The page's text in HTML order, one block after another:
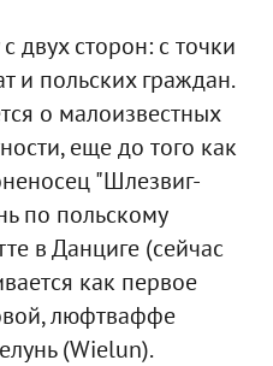
двух сторон: с точки
и польских граждан.
о малоизвестных
еще до того как
"Шлезвиг-
по польскому
в Данциге (сейчас
как первое
люфтваффе
(Wielun).